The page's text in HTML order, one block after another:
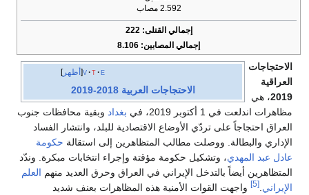
2.592 مصاب
إجمالي القتلى: 222
إجمالي المصابين: 8.106
أظهر v t e
الاحتجاجات العربية 2018-2019
الاحتجاجات
العراقية
2019، هي
مظاهرات اندلعت في 1 أكتوبر 2019، في
بغداد وبقية محافظات جنوب
العراق احتجاجاً على تردّي الأوضاع الاقتصادية للبلد، وانتشار الفساد
الإداري والبطالة. ووصلت مطالب المتظاهرين إلى استقالة حكومة
عادل عبد المهدي، وتشكيل حكومة مؤقتة وإجراء انتخابات مبكرة. وندّد
المتظاهرين أيضاً بالتدخل الإيراني في العراق وحرق العديد منهم العلم
الإيراني.
[5]
واجهت القوات الأمنية هذه المظاهرات بعنف شديد